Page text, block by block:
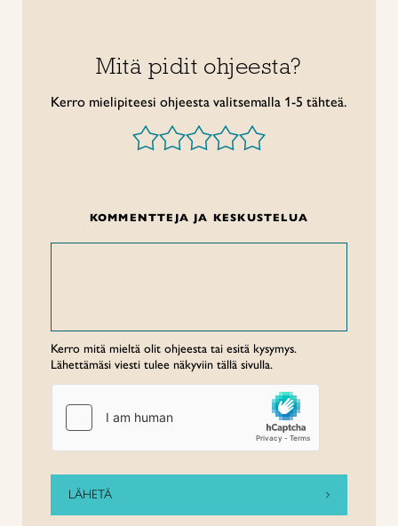
Mitä pidit ohjeesta?
Kerro mielipiteesi ohjeesta valitsemalla 1-5 tähteä.
KOMMENTTEJA JA KESKUSTELUA
Kerro mitä mieltä olit ohjeesta tai esitä kysymys.
Lähettämäsi viesti tulee näkyviin tällä sivulla.